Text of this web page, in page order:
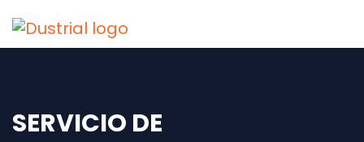
SERVICIO DE